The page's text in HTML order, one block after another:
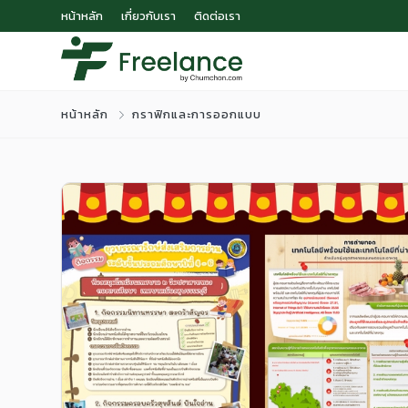
หน้าหลัก เกี่ยวกับเรา ติดต่อเรา
หน้าหลัก กราฟิกและการออกแบบ